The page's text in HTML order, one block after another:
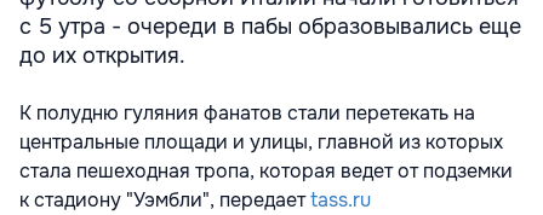
с 5 утра - очереди в пабы образовывались еще
до их открытия.
К полудню гуляния фанатов стали перетекать на
центральные площади и улицы, главной из которых
стала пешеходная тропа, которая ведет от подземки
к стадиону "Уэмбли", передаетtass.ru